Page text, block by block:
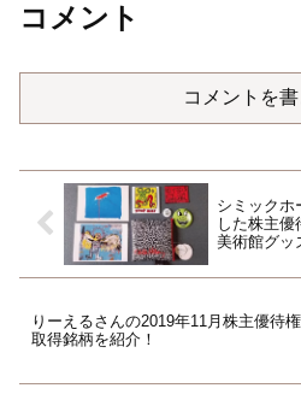
コメント
コメントを
シミックホ
した株主優
美術館グッ
りーえるさんの2019年11月株主優待権
取得銘柄を紹介！